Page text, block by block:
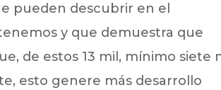
pueden descubrir en el
y que demuestra que
de estos 13 mil, mínimo siete
esto genere más desarrollo